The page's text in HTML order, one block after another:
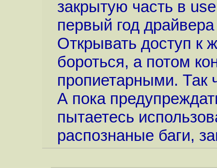
закрытую часть в
первый год
Открывать доступ к
бороться, а потом
пропиетарными. Так
А пока
пытаетесь
распознаные баги,